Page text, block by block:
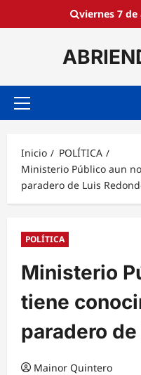
viernes 7 de
Menú
Inicio
POLÍTICA
Ministerio Público aun
paradero de Luis
POLÍTICA
Ministerio
tiene
paradero
Mainor Quintero